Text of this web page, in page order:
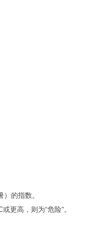
的指数。
更高，则为“危险"。